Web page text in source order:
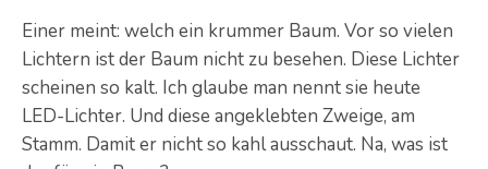
Einer meint: welch ein krummer Baum. Vor so vielen
Lichtern ist der Baum nicht zu besehen. Diese Lichter
scheinen so kalt. Ich glaube man nennt sie heute
LED-Lichter. Und diese angeklebten Zweige, am
Stamm. Damit er nicht so kahl ausschaut. Na, was ist